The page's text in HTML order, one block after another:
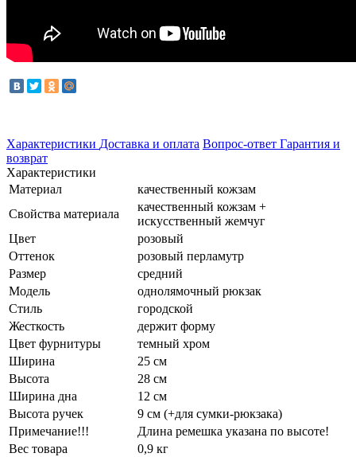
Характеристики Доставка и оплата Вопрос-ответ Гарантия и
возврат
Характеристики
Материал
качественный кожзам
Свойства материала
качественный кожзам +
искусственный жемчуг
Цвет
розовый
Оттенок
розовый перламутр
Размер
средний
Модель
однолямочный рюкзак
Стиль
городской
Жесткость
держит форму
Цвет фурнитуры
темный хром
Ширина
25 см
Высота
28 см
Ширина дна
12 см
Высота ручек
9 см (+для сумки-рюкзака)
Примечание!!!
Длина ремешка указана по высоте!
Вес товара
0,9 кг